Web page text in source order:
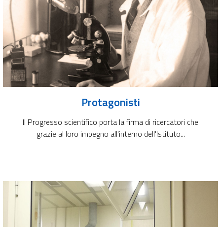
Protagonisti
Il Progresso scientifico porta la firma di ricercatori che
grazie al loro impegno all'interno dell'Istituto...